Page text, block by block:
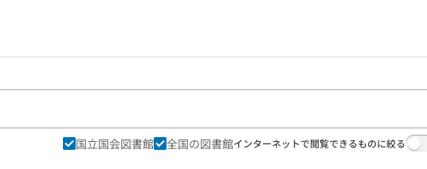
国立国会図書館 全国の図書館インターネットで閲覧できるものに絞る